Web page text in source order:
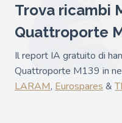
Trova ricambi
Quattroporte
Il report IA gratuito di
Quattroporte M139 in
LARAM, Eurospares &